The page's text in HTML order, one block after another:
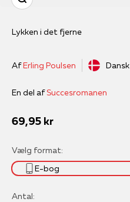
Lykken i det fjerne
AfErling Poulsen Dansk
En del afSuccesromanen
Salgspris
69,95 kr
Vælg format:
E-bog
Antal: